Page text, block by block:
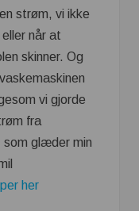
strøm, vi ikke
når at
skinner. Og
vi gjorde
fra
glæder min
her